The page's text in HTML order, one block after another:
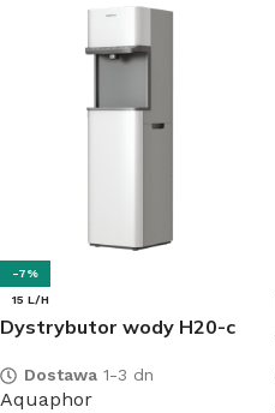
-7%
15 L/H
Dystrybutor wody H20-c
Dostawa 1-3 dn
Aquaphor